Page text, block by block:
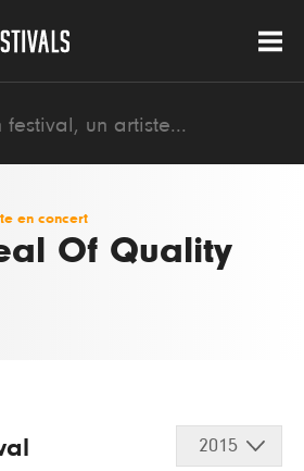
en concert
Of Quality
2015